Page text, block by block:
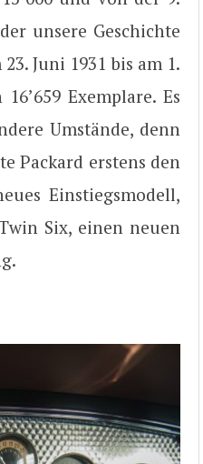
unsere Geschichte
Juni 1931 bis am 1.
Exemplare. Es
Umstände, denn
Packard erstens den
Einstiegsmodell,
Six, einen neuen